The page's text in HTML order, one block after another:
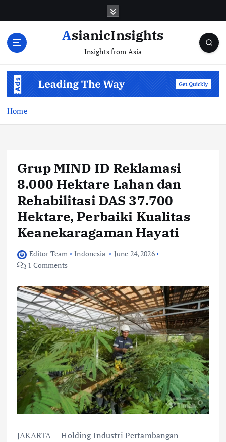
AsianicInsights
Insights from Asia
Home
Grup MIND ID Reklamasi
8.000 Hektare Lahan dan
Rehabilitasi DAS 37.700
Hektare, Perbaiki Kualitas
Keanekaragaman Hayati
Editor Team Indonesia
June 24, 2026
1 Comments
JAKARTA — Holding Industri Pertambangan